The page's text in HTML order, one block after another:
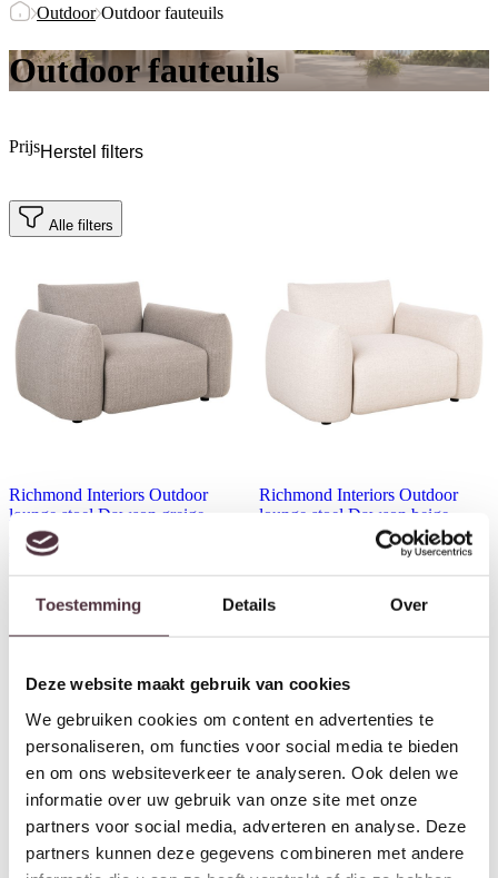
Toestemming Details Over
Deze website maakt gebruik van cookies
We gebruiken cookies om content en advertenties te
personaliseren, om functies voor social media te bieden
en om ons websiteverkeer te analyseren. Ook delen we
informatie over uw gebruik van onze site met onze
partners voor social media, adverteren en analyse. Deze
partners kunnen deze gegevens combineren met andere
Outdoor Outdoor fauteuils
Outdoor fauteuils
PrijsHerstel filters
Alle filters
Richmond Interiors Outdoor
lounge stoel Dawson greige
alpine
1.445,00
Richmond Interiors Outdoor
lounge stoel Dawson beige